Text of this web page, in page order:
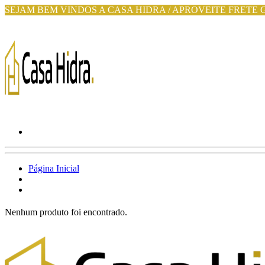
SEJAM BEM VINDOS A CASA HIDRA / APROVEITE FRETE
Página Inicial
Nenhum produto foi encontrado.